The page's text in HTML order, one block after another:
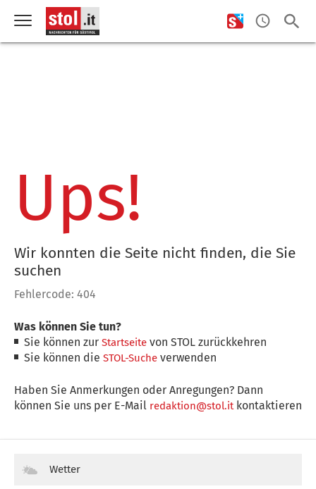
Ups!
Wir konnten die Seite nicht finden, die Sie
suchen
Fehlercode: 404
Was können Sie tun?
Sie können zurStartseite von STOL zurückkehren
Sie können dieSTOL-Suche verwenden
Haben Sie Anmerkungen oder Anregungen? Dann
können Sie uns per E-Mail redaktion@stol.itkontaktieren
Wetter